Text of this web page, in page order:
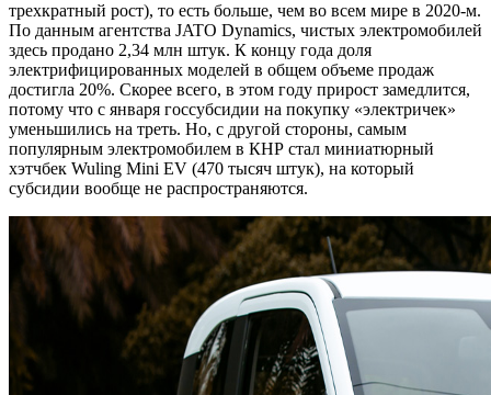
трехкратный рост), то есть больше, чем во всем мире в 2020-м.
По данным агентства JATO Dynamics, чистых электромобилей
здесь продано 2,34 млн штук. К концу года доля
электрифицированных моделей в общем объеме продаж
достигла 20%. Скорее всего, в этом году прирост замедлится,
потому что с января госсубсидии на покупку «электричек»
уменьшились на треть. Но, с другой стороны, самым
популярным электромобилем в КНР стал миниатюрный
хэтчбек Wuling Mini EV (470 тысяч штук), на который
субсидии вообще не распространяются.